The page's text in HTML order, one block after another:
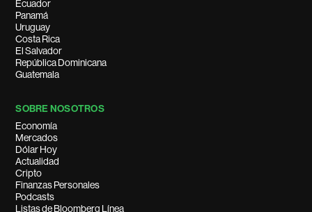
Ecuador
Panamá
Uruguay
Costa Rica
El Salvador
República Dominicana
Guatemala
SOBRE NOSOTROS
Economía
Mercados
Dólar Hoy
Actualidad
Cripto
Finanzas Personales
Podcasts
Listas de Bloomberg Línea